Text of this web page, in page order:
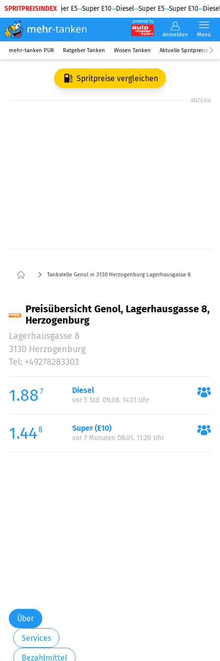
SPRITPREISINDEX
Diesel Super E5 Super E10 Diesel Super E5 Super E10 Diesel
powered by
Anmelden Menü
mehr-tanken PUR Ratgeber Tanken Wissen Tanken Aktuelle Spritpreise
Spritpreise vergleichen
ANZEIGE
Tankstelle Genol in 3130 Herzogenburg Lagerhausgasse 8
Preisübersicht Genol, Lagerhausgasse 8,
Herzogenburg
Lagerhausgasse 8
3130 Herzogenburg
Tel: +49278283303
1.88 7 Diesel
vor 5 Std. 09.08. 14:21 Uhr
1.448 Super (E10)
vor 7 Monaten 08.01. 11:20 Uhr
Über
Services
Bezahlmittel